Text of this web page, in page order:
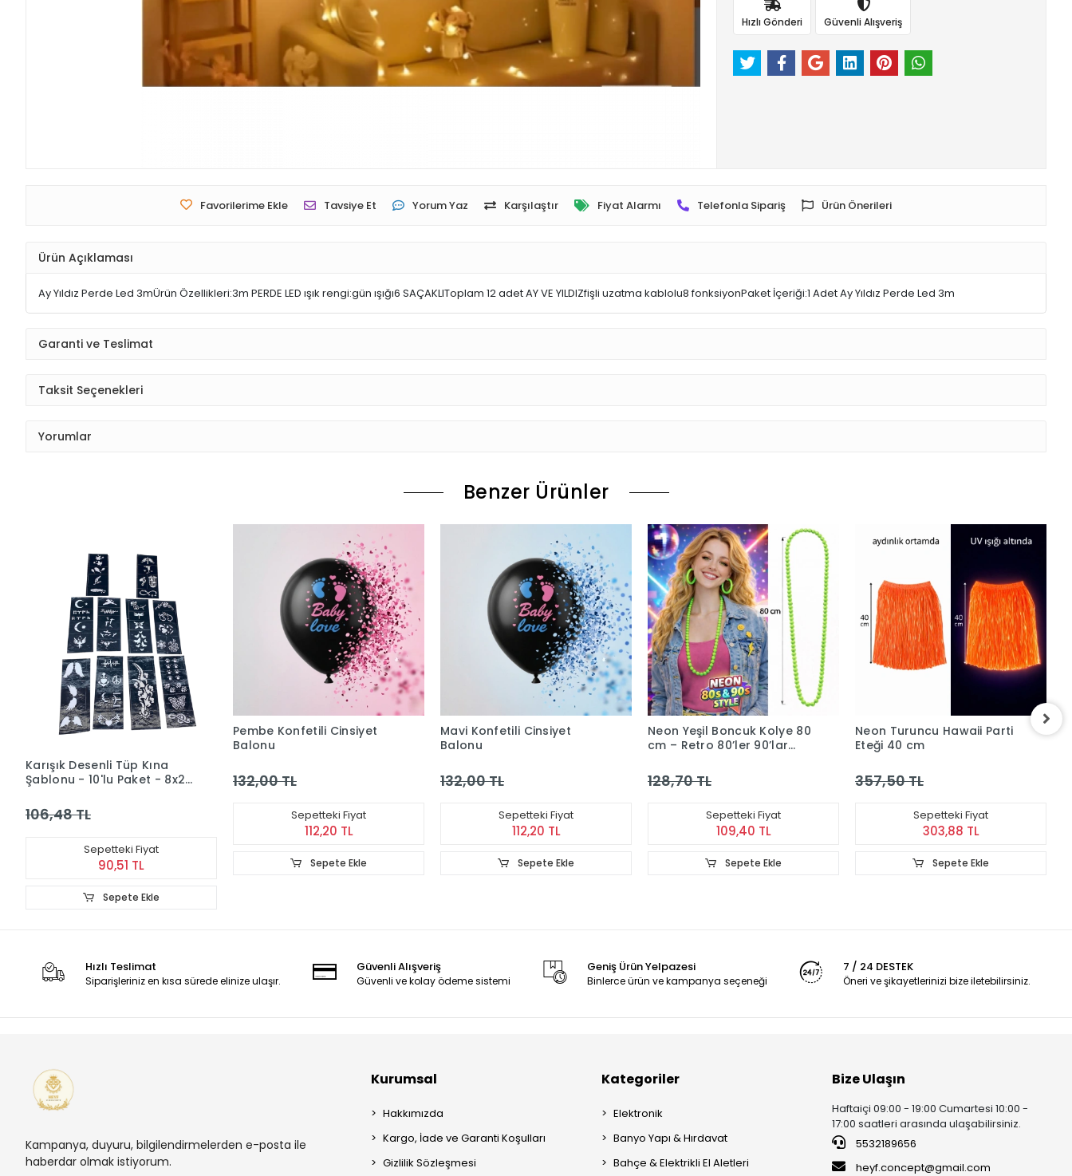
Hızlı Gönderi Güvenli Alışveriş
Favorilerime Ekle Tavsiye Et Yorum Yaz Karşılaştır Fiyat Alarmı Telefonla Sipariş Ürün Önerileri
Ürün Açıklaması
Ay Yıldız Perde Led 3mÜrün Özellikleri:3m PERDE LED ışık rengi:gün ışığı6 SAÇAKLIToplam 12 adet AY VE YILDIZfişli uzatma kablolu8 fonksiyonPaket İçeriği:1 Adet Ay Yıldız Perde Led 3m
Garanti ve Teslimat
Taksit Seçenekleri
Yorumlar
Benzer Ürünler
Karışık Desenli Tüp Kına
Şablonu - 10'lu Paket - 8x20
106,48 TL
Sepetteki Fiyat
90,51 TL
Sepete Ekle
Pembe Konfetili Cinsiyet
Balonu
132,00 TL
Sepetteki Fiyat
112,20 TL
Sepete Ekle
Mavi Konfetili Cinsiyet
Balonu
132,00 TL
Sepetteki Fiyat
112,20 TL
Sepete Ekle
Neon Yeşil Boncuk Kolye 80
cm – Retro 80’ler 90’lar
128,70 TL
Sepetteki Fiyat
109,40 TL
Sepete Ekle
Neon Turuncu Hawaii Parti
Eteği 40 cm
357,50 TL
Sepetteki Fiyat
303,88 TL
Sepete Ekle
Hızlı Teslimat
Siparişleriniz en kısa sürede elinize ulaşır.
Güvenli Alışveriş
Güvenli ve kolay ödeme sistemi
Geniş Ürün Yelpazesi
Binlerce ürün ve kampanya seçeneği
7 / 24 DESTEK
Öneri ve şikayetlerinizi bize iletebilirsiniz.
Kampanya, duyuru, bilgilendirmelerden e-posta ile
haberdar olmak istiyorum.
Kurumsal
Hakkımızda
Kargo, İade ve Garanti Koşulları
Gizlilik Sözleşmesi
Kategoriler
Elektronik
Banyo Yapı & Hırdavat
Bahçe & Elektrikli El Aletleri
Bize Ulaşın
Haftaiçi 09:00 - 19:00 Cumartesi 10:00 -
17:00 saatleri arasında ulaşabilirsiniz.
5532189656
heyf.concept@gmail.com